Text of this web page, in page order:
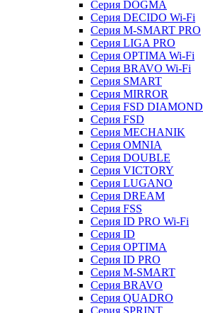
Серия DOGMA
Серия DECIDO Wi-Fi
Серия M-SMART PRO
Серия LIGA PRO
Серия OPTIMA Wi-Fi
Серия BRAVO Wi-Fi
Серия SMART
Серия MIRROR
Серия FSD DIAMOND
Серия FSD
Серия MECHANIK
Серия OMNIA
Серия DOUBLE
Серия VICTORY
Серия LUGANO
Серия DREAM
Серия FSS
Серия ID PRO Wi-Fi
Серия ID
Серия OPTIMA
Серия ID PRO
Серия M-SMART
Серия BRAVO
Серия QUADRO
Серия SPRINT